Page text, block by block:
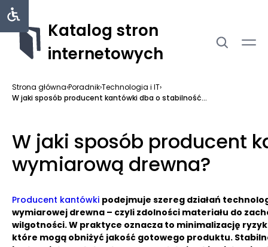
Katalog stron
internetowych
Strona główna›Poradnik›Technologia i IT›
W jaki sposób producent kantówki dba o stabilność...
W jaki sposób producent
wymiarową drewna?
Producent kantówki podejmuje szereg działań
wymiarowej drewna – czyli zdolności materiału do
wilgotności. W praktyce oznacza to minimalizację
które mogą obniżyć jakość gotowego produktu.